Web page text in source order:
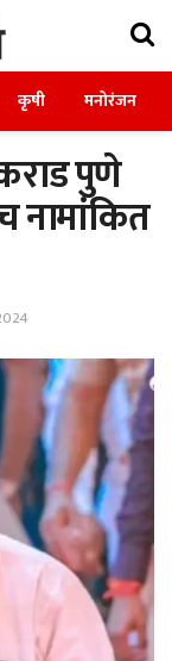
कृषी मनोरंजन
पुणे
नामांकित